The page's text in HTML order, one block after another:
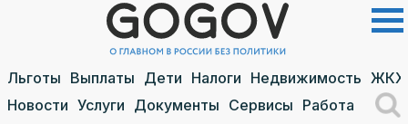
Льготы Выплаты Дети Налоги Недвижимость ЖКХ
Новости Услуги Документы Сервисы Работа